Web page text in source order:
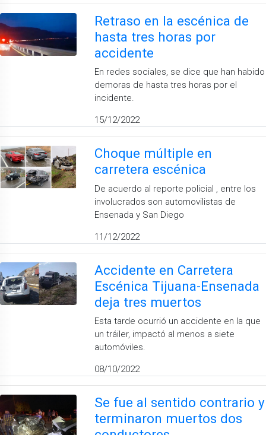
Retraso en la escénica de
hasta tres horas por
accidente
En redes sociales, se dice que han habido
demoras de hasta tres horas por el
incidente.
15/12/2022
Choque múltiple en
carretera escénica
De acuerdo al reporte policial , entre los
involucrados son automovilistas de
Ensenada y San Diego
11/12/2022
Accidente en Carretera
Escénica Tijuana-Ensenada
deja tres muertos
Esta tarde ocurrió un accidente en la que
un tráiler, impactó al menos a siete
automóviles.
08/10/2022
Se fue al sentido contrario y
terminaron muertos dos